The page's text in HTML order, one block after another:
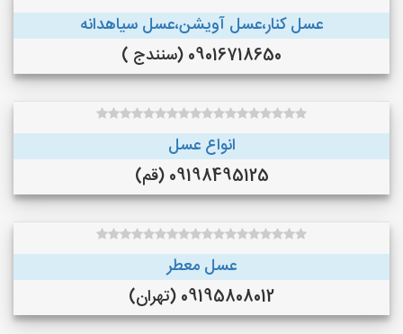
عسل کنار،عسل آویشن،عسل سیاهدانه
09016718650 (سنندج )
انواع عسل
09198495125 (قم)
عسل معطر
09195808012 (تهران)